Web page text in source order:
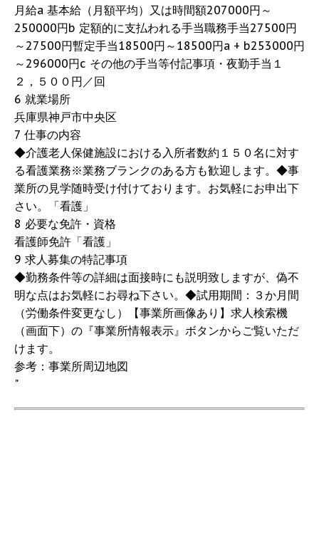
月給a 基本給（月額平均）又は時間額207000円～
250000円b 定額的に支払われる手当職務手当27500円
～27500円暫定手当18500円～18500円a + b253000円
～296000円c その他の手当等付記事項・夜勤手当１
２，５００円／回
6 就業場所
兵庫県神戸市中央区
7 仕事の内容
◆介護老人保健施設における入所者数約１５０名に対す
る看護業務※業務ブランクのある方も歓迎します。◆事
業所の見学随時受け付けております。お気軽にお申出下
さい。「看護」
8 必要な免許・資格
看護師免許「看護」
9 求人募集の特記事項
◆勤務条件等の詳細は面接時にも説明致しますが、偽不
明な点はお気軽にお尋ね下さい。◆試用期間：３か月間
（労働条件変更なし）【事業所画像あり】求人検索機
（画面下）の『事業所情報表示』ボタンからご覧いただ
けます。
参考：事業所周辺地図
"